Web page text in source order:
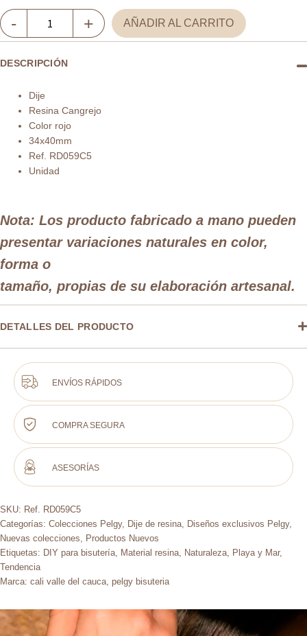
-
34x40mm
und
cantidad
+ AÑADIR AL CARRITO
DESCRIPCIÓN
Dije
Resina Cangrejo
Color rojo
34x40mm
Ref. RD059C5
Unidad
Nota: Los producto fabricado a mano pueden
presentar variaciones naturales en color,
forma o
tamaño, propias de su elaboración artesanal.
DETALLES DEL PRODUCTO
ENVÍOS RÁPIDOS
COMPRA SEGURA
ASESORÍAS
SKU: Ref. RD059C5
Categorías: Colecciones Pelgy, Dije de resina Diseños exclusivos Pelgy,
Nuevas colecciones
Productos Nuevos
Etiquetas: DIY para bisutería Material resina Naturaleza Playa y Mar,
Tendencia
Marca: cali valle del cauca pelgy bisuteria